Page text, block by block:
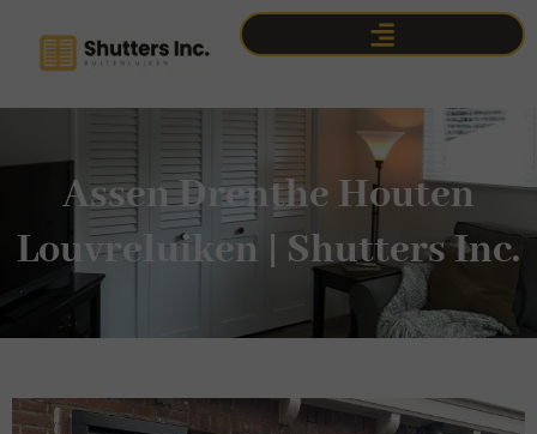
Assen Drenthe Houten
Louvreluiken | Shutters Inc.